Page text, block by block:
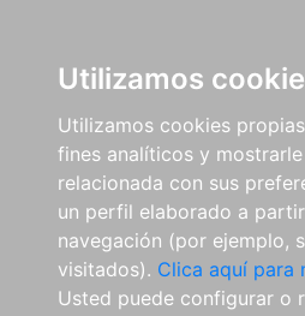
Utilizamos
Utilizamos cookies
fines analíticos y
relacionada con sus
un perfil elaborado a
navegación (por ejemplo,
visitados). Clica aquí para
Usted puede configurar o